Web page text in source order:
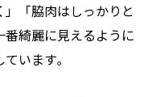
「脇肉はしっかりと
綺麗に見えるように
います｡